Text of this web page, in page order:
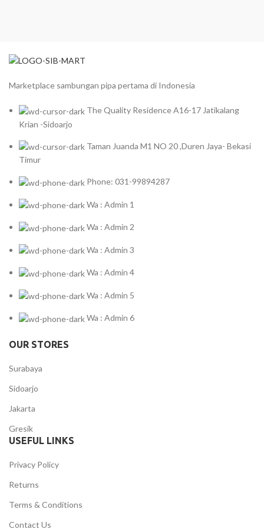
Marketplace sambungan pipa pertama di Indonesia
The Quality Residence A16-17 Jatikalang
Krian -Sidoarjo
Taman Juanda M1 NO 20 ,Duren Jaya- Bekasi
Timur
Phone: 031-99894287
Wa : Admin 1
Wa : Admin 2
Wa : Admin 3
Wa : Admin 4
Wa : Admin 5
Wa : Admin 6
OUR STORES
Surabaya
Sidoarjo
Jakarta
Gresik
USEFUL LINKS
Privacy Policy
Returns
Terms & Conditions
Contact Us